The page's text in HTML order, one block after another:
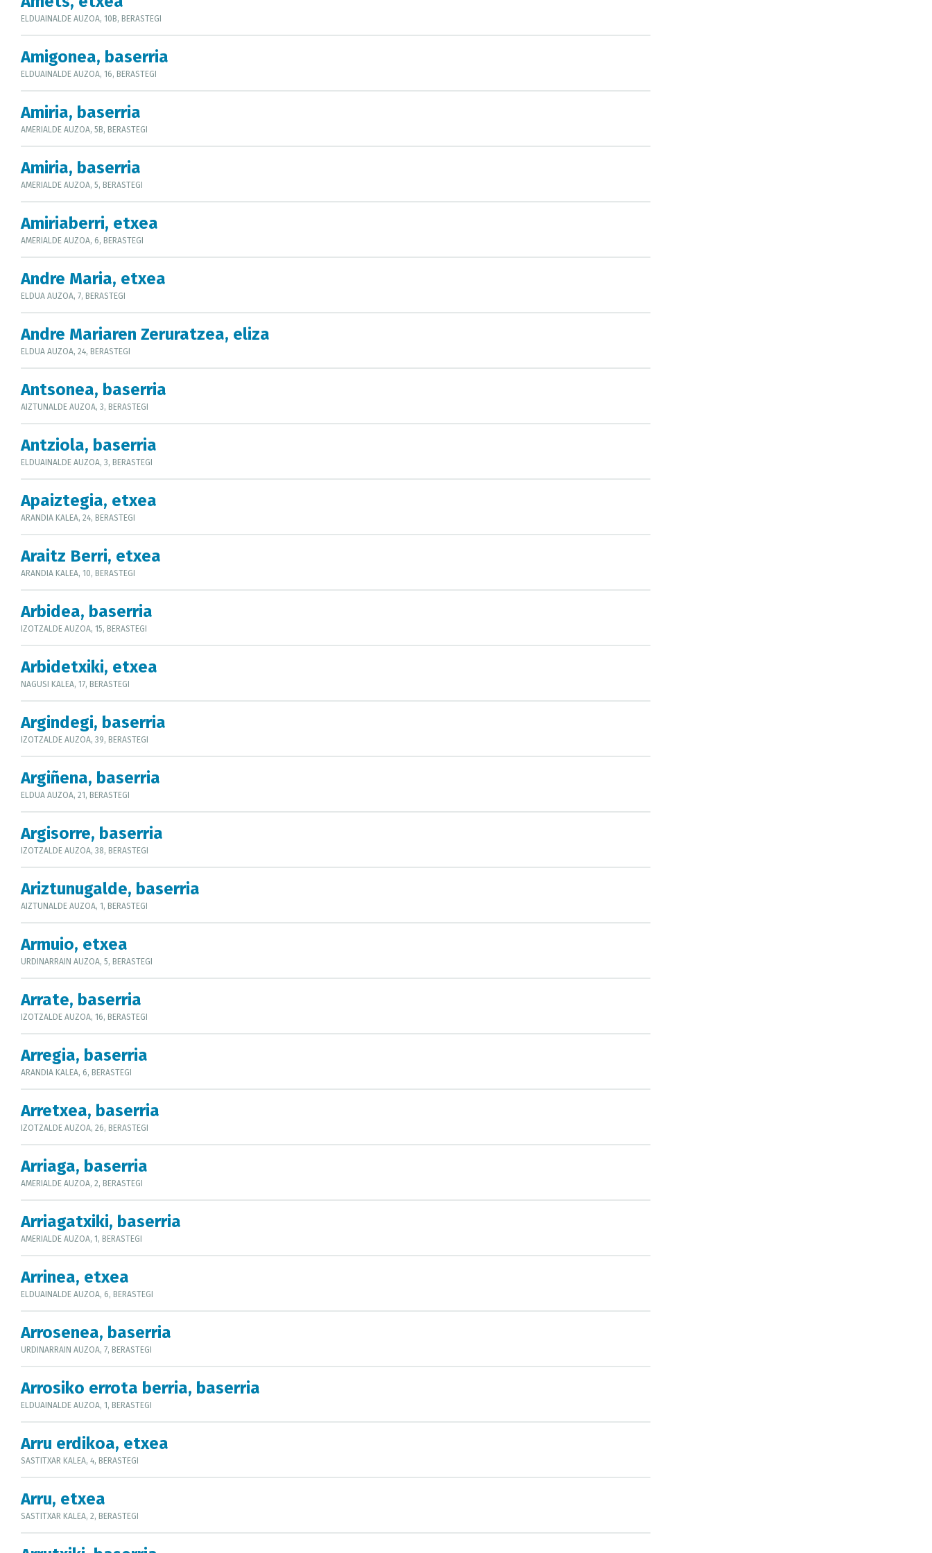
ELDUAINALDE AUZOA, 10B, BERASTEGI
Amigonea, baserria
ELDUAINALDE AUZOA, 16, BERASTEGI
Amiria, baserria
AMERIALDE AUZOA, 5B, BERASTEGI
Amiria, baserria
AMERIALDE AUZOA, 5, BERASTEGI
Amiriaberri, etxea
AMERIALDE AUZOA, 6, BERASTEGI
Andre Maria, etxea
ELDUA AUZOA, 7, BERASTEGI
Andre Mariaren Zeruratzea, eliza
ELDUA AUZOA, 24, BERASTEGI
Antsonea, baserria
AIZTUNALDE AUZOA, 3, BERASTEGI
Antziola, baserria
ELDUAINALDE AUZOA, 3, BERASTEGI
Apaiztegia, etxea
ARANDIA KALEA, 24, BERASTEGI
Araitz Berri, etxea
ARANDIA KALEA, 10, BERASTEGI
Arbidea, baserria
IZOTZALDE AUZOA, 15, BERASTEGI
Arbidetxiki, etxea
NAGUSI KALEA, 17, BERASTEGI
Argindegi, baserria
IZOTZALDE AUZOA, 39, BERASTEGI
Argiñena, baserria
ELDUA AUZOA, 21, BERASTEGI
Argisorre, baserria
IZOTZALDE AUZOA, 38, BERASTEGI
Ariztunugalde, baserria
AIZTUNALDE AUZOA, 1, BERASTEGI
Armuio, etxea
URDINARRAIN AUZOA, 5, BERASTEGI
Arrate, baserria
IZOTZALDE AUZOA, 16, BERASTEGI
Arregia, baserria
ARANDIA KALEA, 6, BERASTEGI
Arretxea, baserria
IZOTZALDE AUZOA, 26, BERASTEGI
Arriaga, baserria
AMERIALDE AUZOA, 2, BERASTEGI
Arriagatxiki, baserria
AMERIALDE AUZOA, 1, BERASTEGI
Arrinea, etxea
ELDUAINALDE AUZOA, 6, BERASTEGI
Arrosenea, baserria
URDINARRAIN AUZOA, 7, BERASTEGI
Arrosiko errota berria, baserria
ELDUAINALDE AUZOA, 1, BERASTEGI
Arru erdikoa, etxea
SASTITXAR KALEA, 4, BERASTEGI
Arru, etxea
SASTITXAR KALEA, 2, BERASTEGI